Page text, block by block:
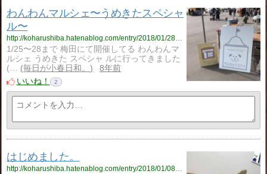
わんわんマルシェ〜うめきたスペシャ
ル〜
http://koharushiba.hatenablog.com/entry/2018/01/28/073622
1/25〜28まで 梅田にて開催してる わんわんマ
ルシェ うめきた スペシャ ルに行ってきました
(…
毎日が小春日和。
8年前
いいね！
2
はじめました。
http://koharushiba.hatenablog.com/entry/2018/01/08/142146